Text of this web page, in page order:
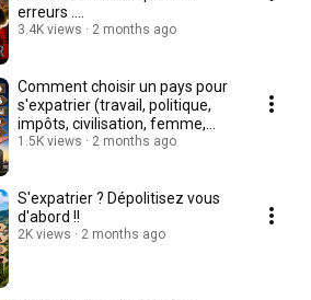
erreurs ....
3.4K views 2 months ago
Comment choisir un pays pour
s'expatrier (travail, politique,
impôts, civilisation, femme,
santé ..)
1.5K views 2 months ago
S'expatrier ? Dépolitisez vous
d'abord !!
2K views 2 months ago